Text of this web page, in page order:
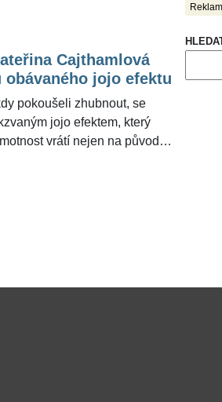
Cajthamlová
jojo efektu
pokoušeli zhubnout, se
jojo efektem, který
vrátí nejen na původní
známá lékařka